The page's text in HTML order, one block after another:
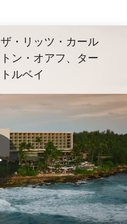
ザ・リッツ・カール
トン・オアフ、ター
トルベイ